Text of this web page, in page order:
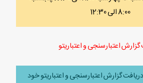
8:00 الی 12:30
اعتبارسنجی و اعتباریتو
گزارش اعتبارسنجی و اعتباریتو خود